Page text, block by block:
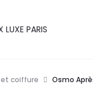
coiffure Osmo